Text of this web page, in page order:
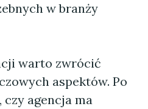
w branży
warto zwrócić
aspektów. Po
agencja ma